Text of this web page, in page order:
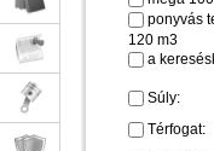
ponyvás
120 m3
a
Súly:
Térfogat: